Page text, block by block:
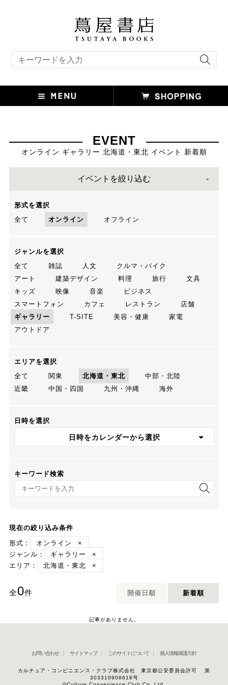
EVENT
オンライン ギャラリー 北海道・東北 イベント 新着順
イベントを絞り込む
形式を選択
全て
オンライン オフライン
ジャンルを選択
全て
雑誌 人文
クルマ・バイク
アート
建築デザイン 料理 旅行
文具
キッズ
映像 音楽
ビジネス
スマートフォン
カフェ レストラン
店舗
ギャラリー
T-SITE 美容・健康
家電
アウトドア
エリアを選択
全て
関東 北海道・東北
中部・北陸
近畿
中国・四国 九州・沖縄 海外
日時を選択
日時をカレンダーから選択
キーワード検索
キーワード検索
現在の絞り込み条件
形式：
オンライン
×
ジャンル：
ギャラリー
×
エリア：
北海道・東北 ×
全0件 開催日順 新着順
記事がありません。
お問い合わせ サイトマップ このサイトについて 個人情報保護方針
カルチュア・コンビニエンス・クラブ株式会社 東京都公安委員会許可 第
303310908618号